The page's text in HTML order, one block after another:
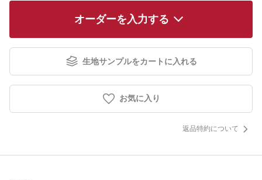
オーダーを入力する
生地サンプルをカートに入れる
お気に入り
返品特約について